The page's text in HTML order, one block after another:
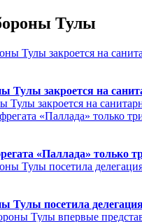
Тулы
Тулы закроется на
Тулы закроется на
«Паллада» только
Тулы посетила